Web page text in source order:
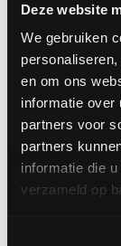
Deze website
We gebruiken
en om ons
informatie over
partners voor
partners
informatie die
verzameld op